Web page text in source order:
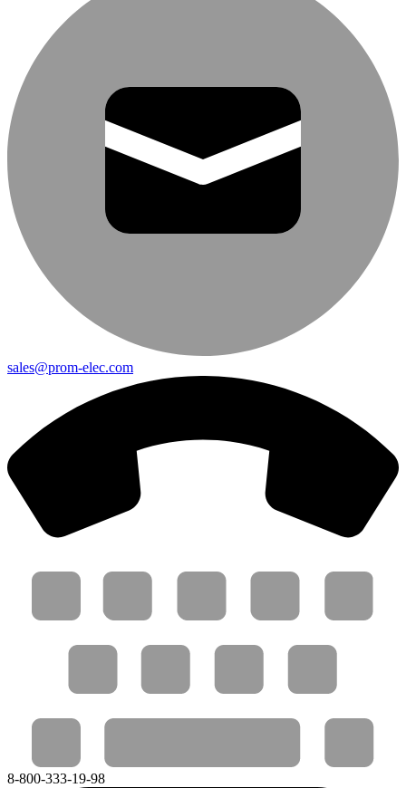
sales@prom-elec.com
8-800-333-19-98